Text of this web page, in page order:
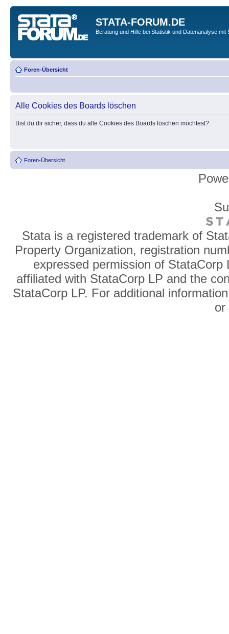
STATA-FORUM.DE
Beratung und Hilfe bei Statistik und Datenanalyse mit
Foren-Übersicht
Alle Cookies des Boards löschen
Bist du dir sicher, dass du alle Cookies des Boards löschen möchtest?
Foren-Übersicht
Stata is a registered trademark of
Property Organization, registration
expressed permission of
affiliated with StataCorp LP and the
StataCorp LP. For additional
or